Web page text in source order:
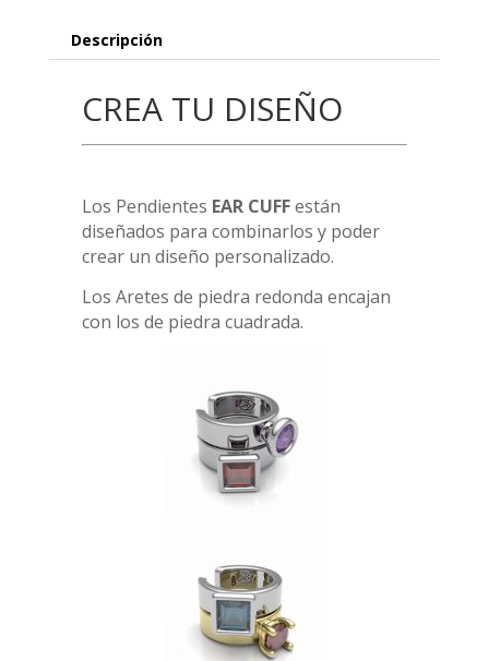
cantidad
Descripción
CREA TU DISEÑO
Los Pendientes EAR CUFFestán
diseñados para combinarlos y poder
crear un diseño personalizado.
Los Aretes de piedra redonda encajan
con los de piedra cuadrada.